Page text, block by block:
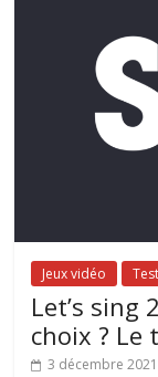
Jeux vidéo
Let’s sing
choix ? Le
3 décembre 2021